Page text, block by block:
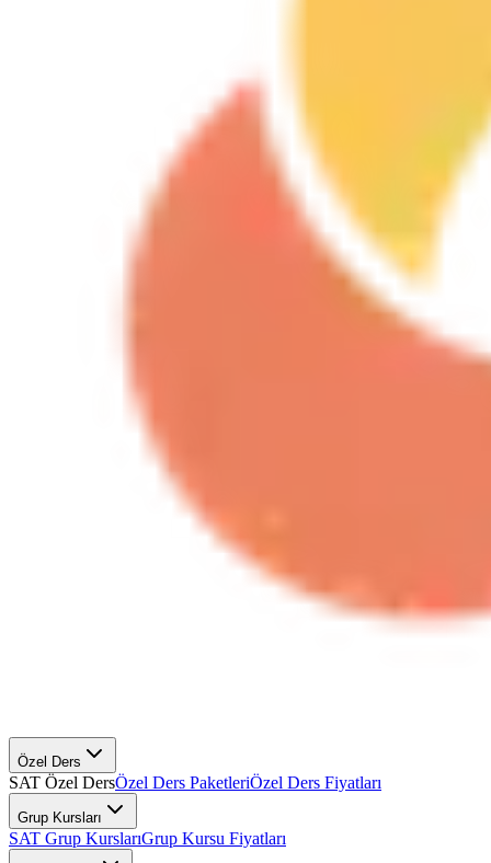
Özel Ders
SAT Özel DersÖzel Ders PaketleriÖzel Ders Fiyatları
Grup Kursları
SAT Grup KurslarıGrup Kursu Fiyatları